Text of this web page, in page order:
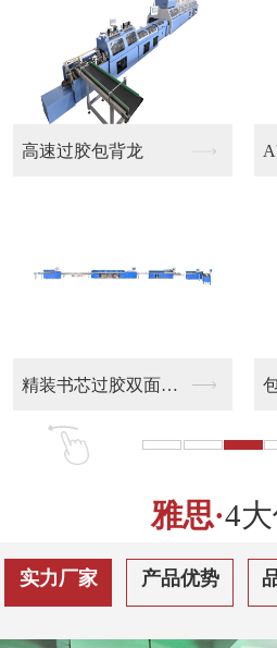
QS30...
背条机
SD70数
高速粘
雅思·4
实力厂家 产品优势